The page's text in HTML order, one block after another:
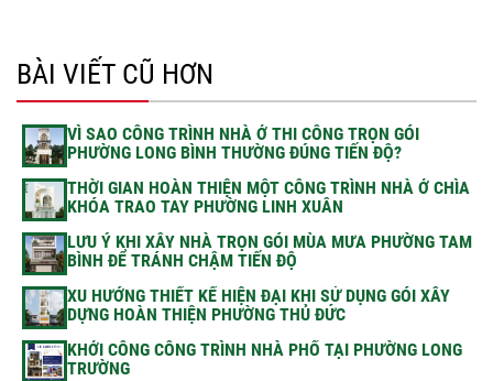
BÀI VIẾT CŨ HƠN
VÌ SAO CÔNG TRÌNH NHÀ Ở THI CÔNG TRỌN GÓI
PHƯỜNG LONG BÌNH THƯỜNG ĐÚNG TIẾN ĐỘ?
THỜI GIAN HOÀN THIỆN MỘT CÔNG TRÌNH NHÀ Ở CHÌA
KHÓA TRAO TAY PHƯỜNG LINH XUÂN
LƯU Ý KHI XÂY NHÀ TRỌN GÓI MÙA MƯA PHƯỜNG TAM
BÌNH ĐỂ TRÁNH CHẬM TIẾN ĐỘ
XU HƯỚNG THIẾT KẾ HIỆN ĐẠI KHI SỬ DỤNG GÓI XÂY
DỰNG HOÀN THIỆN PHƯỜNG THỦ ĐỨC
KHỞI CÔNG CÔNG TRÌNH NHÀ PHỐ TẠI PHƯỜNG LONG
TRƯỜNG